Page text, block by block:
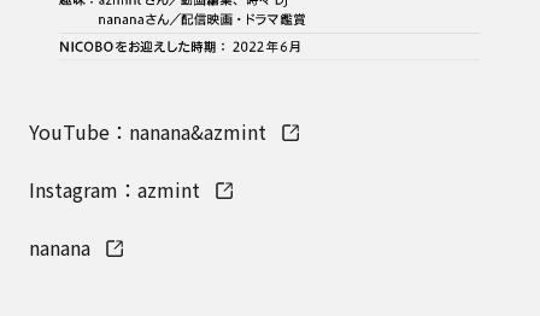
YouTube：nanana&azmint
Instagram：azmint
nanana